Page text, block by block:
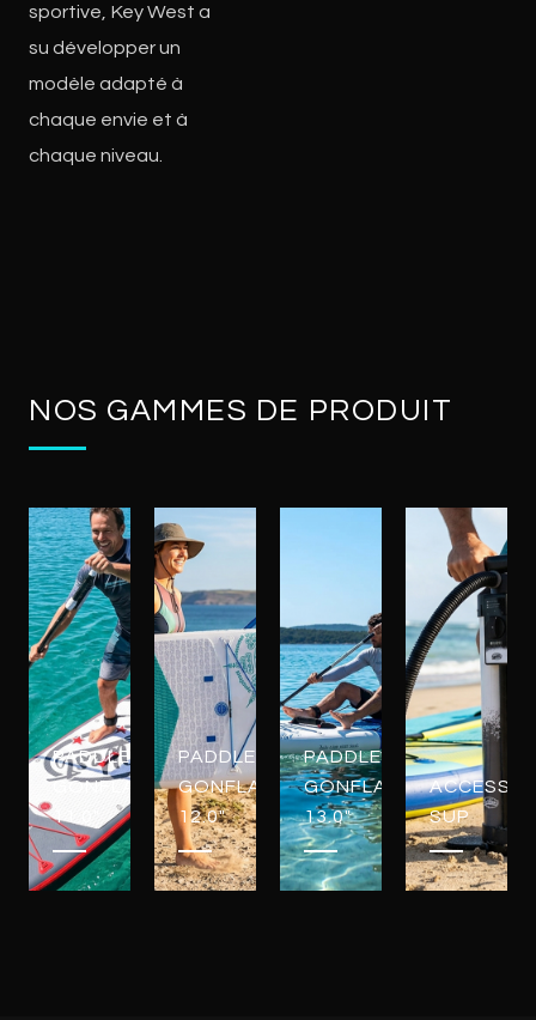
sportive, Key West a
su développer un
modèle adapté à
chaque envie et à
chaque niveau.
NOS GAMMES DE PRODUIT
PADDLES
GONFLABLES
11.0"
PADDLES
GONFLABLES
12.0"
PADDLES
GONFLABLES
13.0"
SUP